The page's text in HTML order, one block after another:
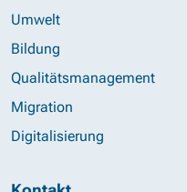
Umwelt
Bildung
Qualitätsmanagement
Migration
Digitalisierung